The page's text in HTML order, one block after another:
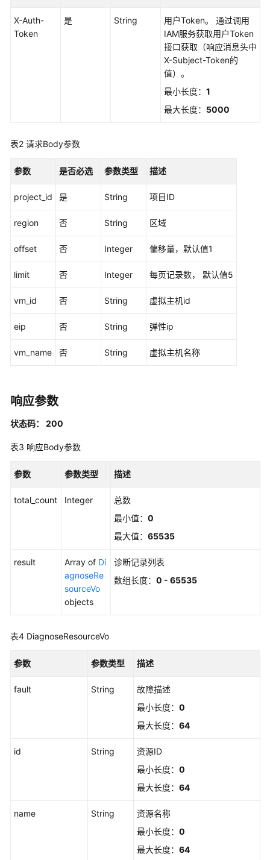
如
工
理
工
权
X-Auth-
Token
是 String
用户Token。 通过调用
IAM服务获取用户Token
接口获取（响应消息头中
X-Subject-Token的
值）。
最小长度： 1
最大长度： 5000
表2 请求Body参数
参数 是否必选 参数类型 描述
project_id 是 String 项目ID
region 否 String 区域
offset 否 Integer 偏移量，默认值1
limit 否 Integer 每页记录数， 默认值5
vm_id 否 String 虚拟主机id
eip 否 String 弹性ip
vm_name 否 String 虚拟主机名称
响应参数
状态码： 200
表3 响应Body参数
参数 参数类型 描述
total_count Integer
总数
最小值： 0
最大值： 65535
result Array of Di
agnoseRe
sourceVo
objects
诊断记录列表
数组长度： 0 - 65535
表4 DiagnoseResourceVo
参数 参数类型 描述
fault String
故障描述
最小长度： 0
最大长度： 64
id String
资源ID
最小长度： 0
最大长度： 64
name String
资源名称
最小长度： 0
最大长度： 64